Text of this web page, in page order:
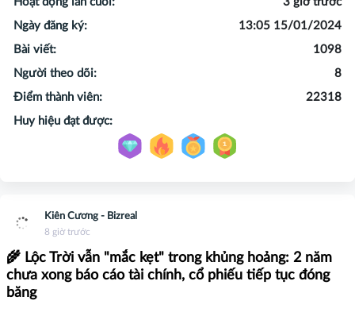
Kiên Cương - Bizreal
8 giờ trước
🌾 Lộc Trời vẫn "mắc kẹt" trong khủng hoảng: 2 năm
chưa xong báo cáo tài chính, cổ phiếu tiếp tục đóng
băng
Ngày đăng ký:
13:05 15/01/2024
Bài viết:
1098
Người theo dõi:
8
Điểm thành viên:
22318
Huy hiệu đạt được: